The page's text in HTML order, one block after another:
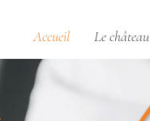
Accueil Le château